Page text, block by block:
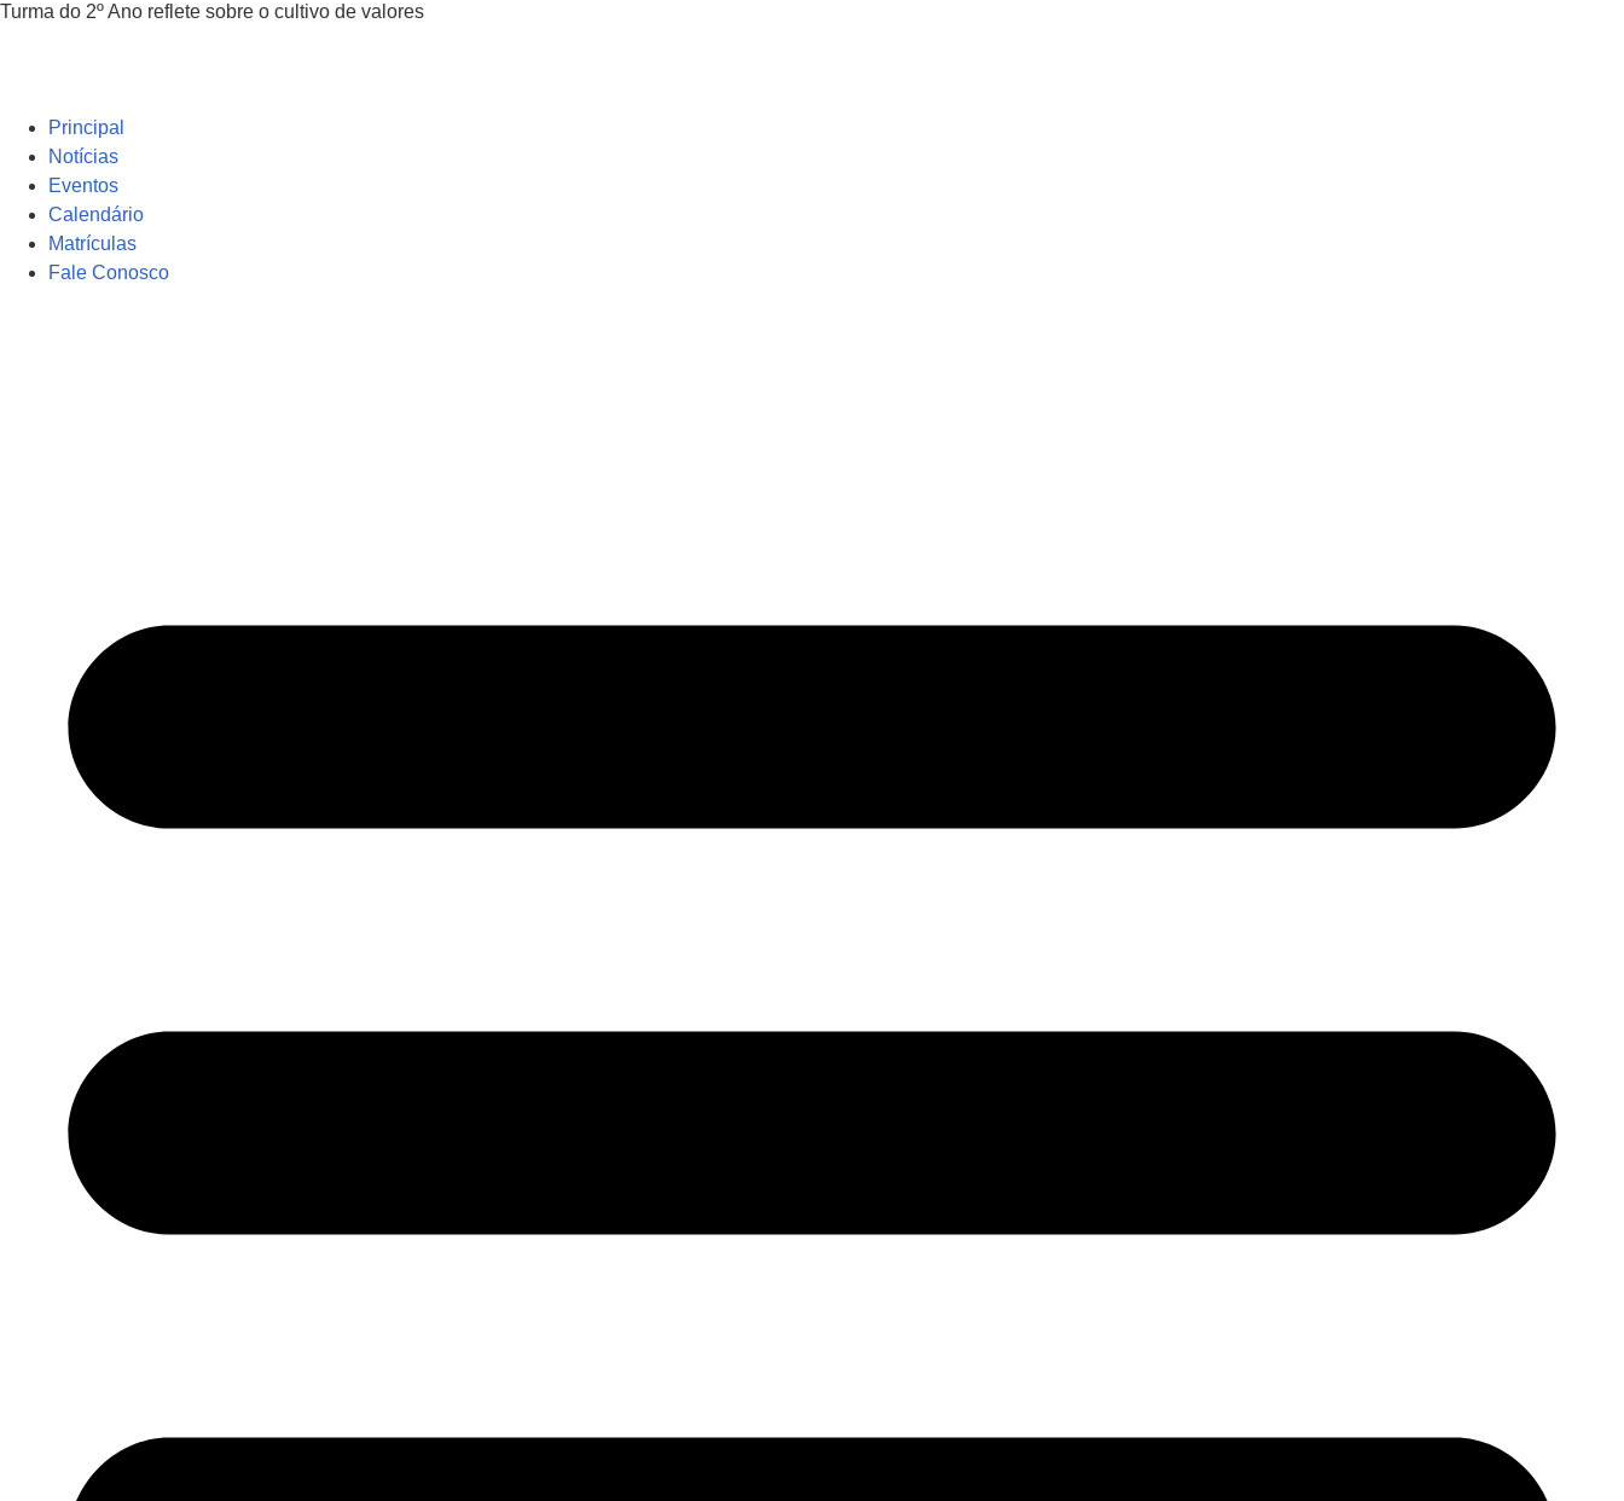
Turma do 2º Ano reflete sobre o cultivo de valores
Principal
Notícias
Eventos
Calendário
Matrículas
Fale Conosco